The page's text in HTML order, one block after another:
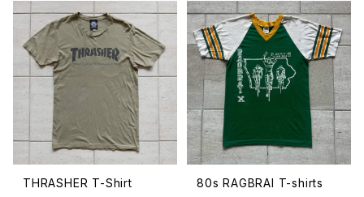
THRASHER T-Shirt
80s RAGBRAI T-shirts